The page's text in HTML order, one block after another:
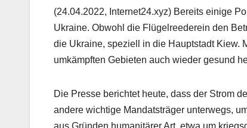
(24.04.2022, Internet24.xyz) Bereits einige
Ukraine. Obwohl die Flügelreederein den
die Ukraine, speziell in die Hauptstadt Kiew.
umkämpften Gebieten auch wieder gesund
Die Presse berichtet heute, dass der Strom
andere wichtige Mandatsträger unterwegs,
aus Gründen humanitärer Art, etwa um